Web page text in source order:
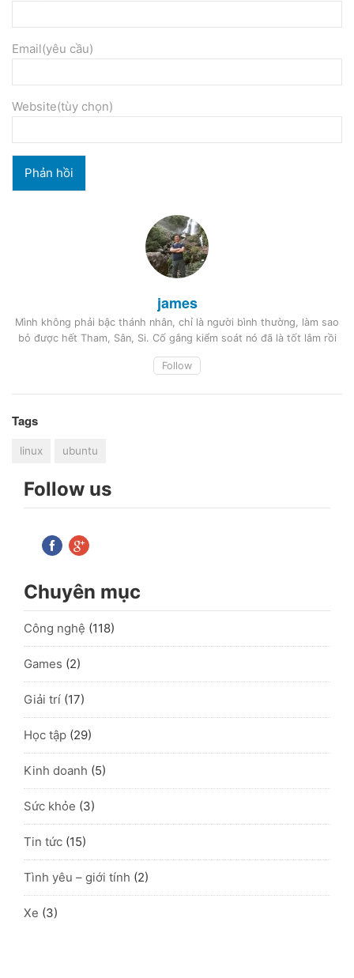
Email(yêu cầu)
Website(tùy chọn)
james
Mình không phải bậc thánh nhân, chỉ là người bình thường, làm sao
bỏ được hết Tham, Sân, Si. Cố gắng kiểm soát nó đã là tốt lắm rồi
Follow
Tags
linux ubuntu
Follow us
Chuyên mục
Công nghệ (118)
Games (2)
Giải trí (17)
Học tập (29)
Kinh doanh (5)
Sức khỏe (3)
Tin tức (15)
Tình yêu – giới tính (2)
Xe (3)